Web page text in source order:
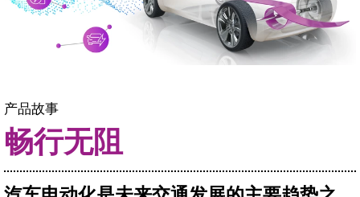
产品故事
畅行无阻